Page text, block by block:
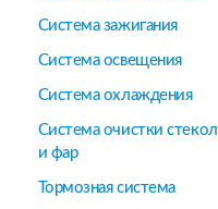
Система зажигания
Система освещения
Система охлаждения
Система очистки стекол
и фар
Тормозная система